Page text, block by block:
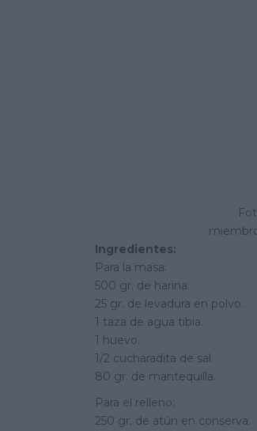
Ingredientes:
Para la masa:
500 gr. de harina.
25 gr. de levadura en polvo.
1 taza de agua tibia.
1 huevo.
1/2 cucharadita de sal.
80 gr. de mantequilla.
Para el relleno:
250 gr. de atún en conserva.